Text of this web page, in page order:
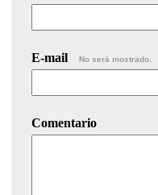
E-mail No será mostrado.
Comentario